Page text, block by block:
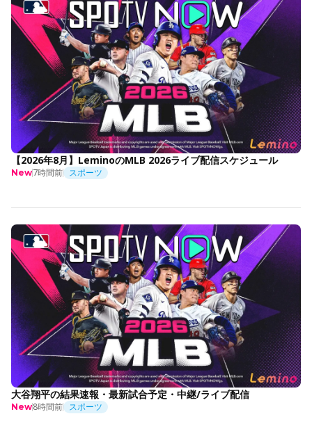
【2026年8月】LeminoのMLB 2026ライブ配信スケジュール
New7時間前 スポーツ
大谷翔平の結果速報・最新試合予定・中継/ライブ配信
New8時間前 スポーツ